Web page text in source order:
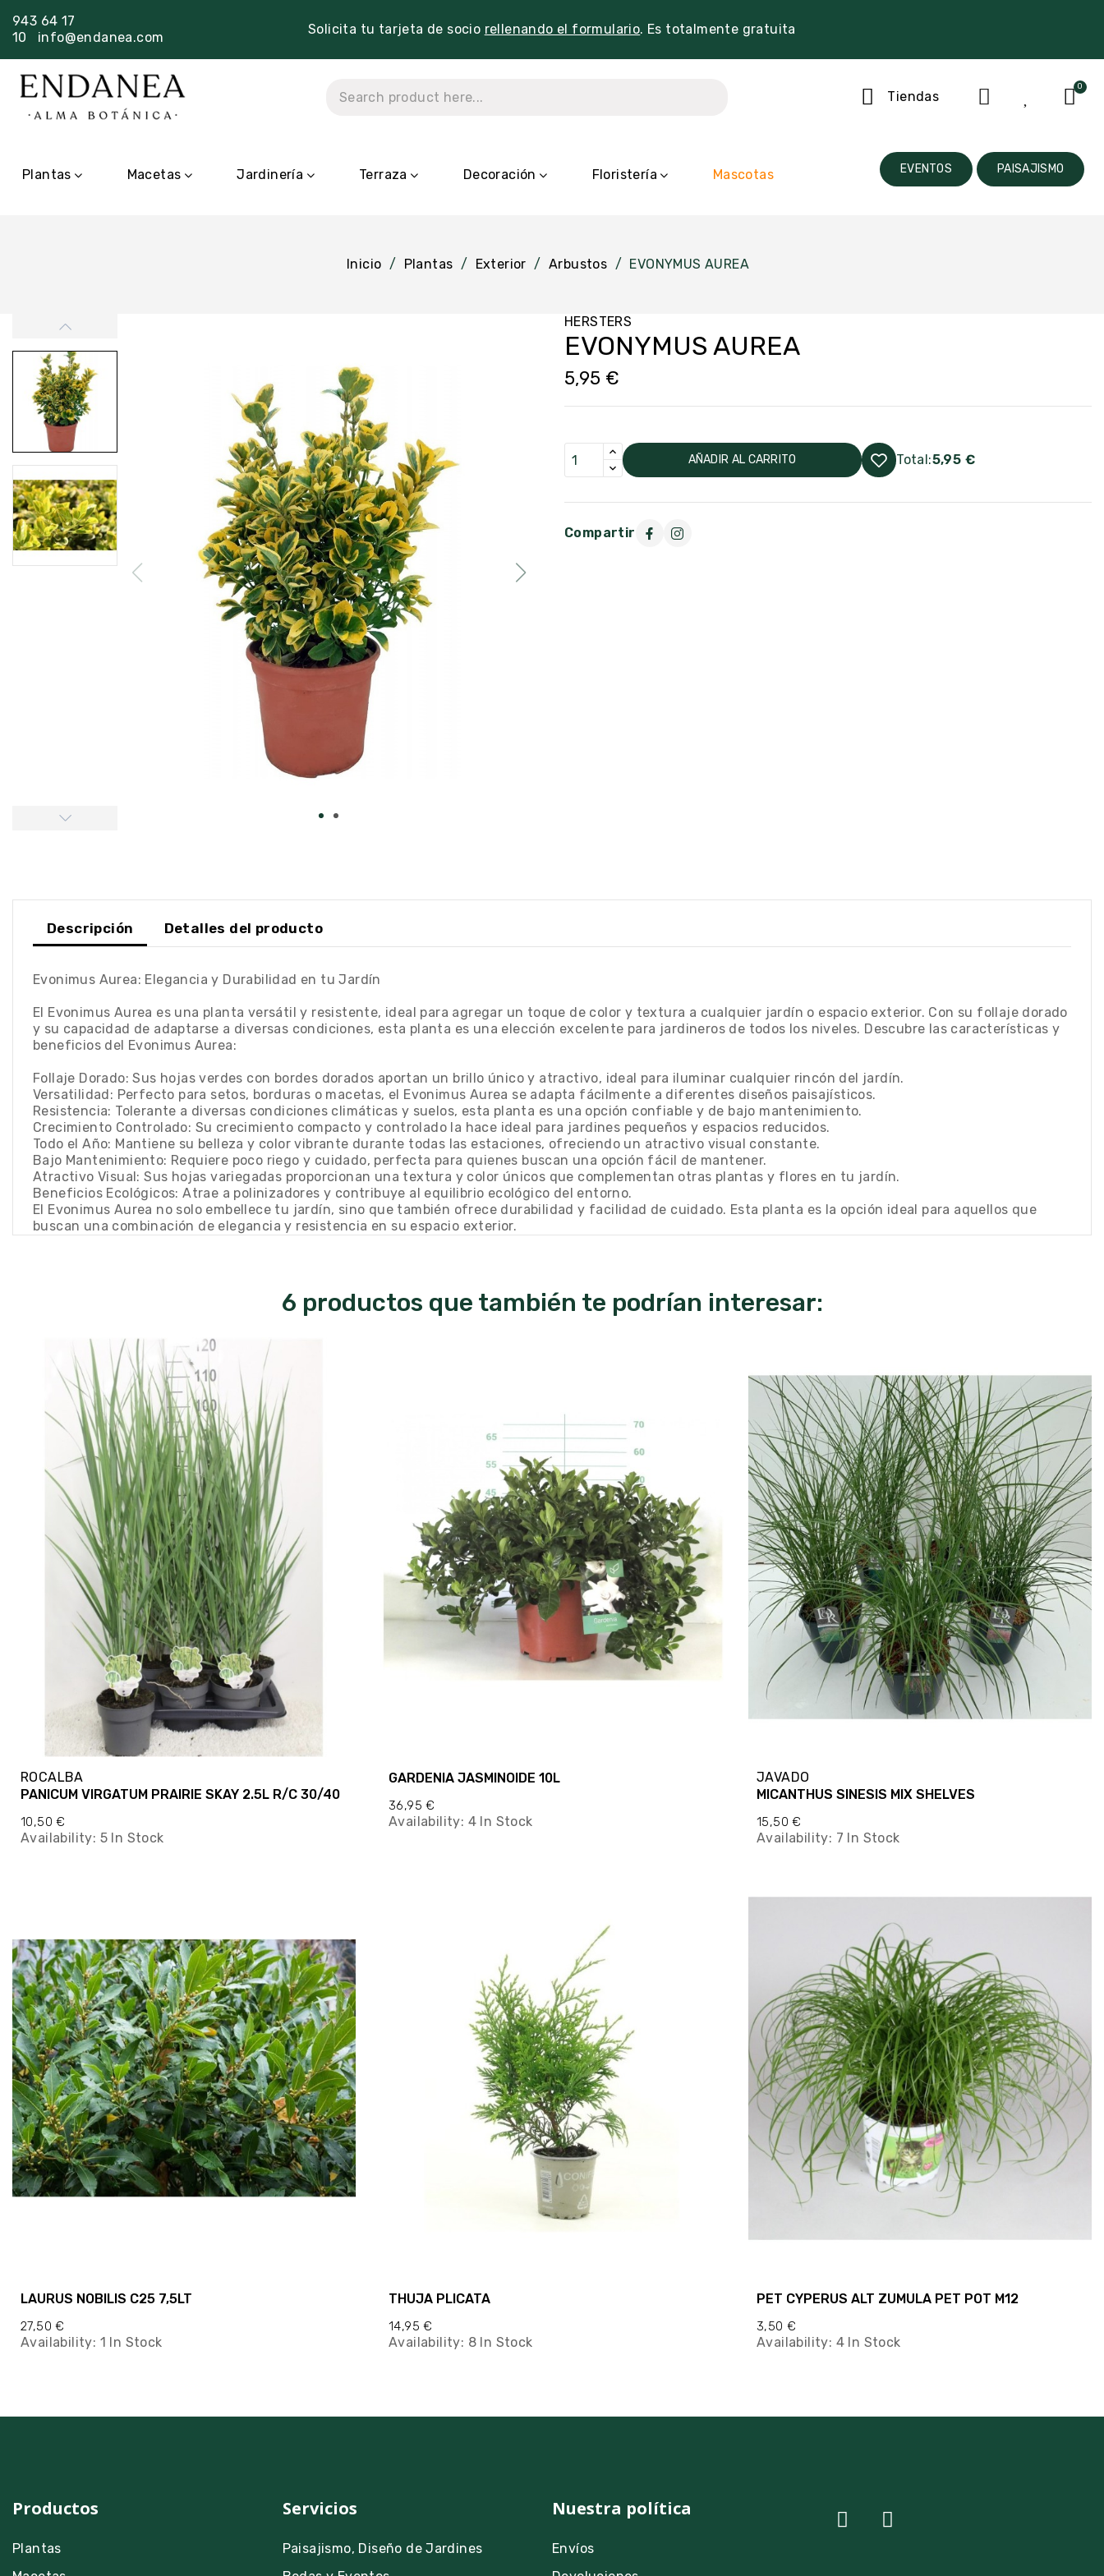
943 64 17
10
info@endanea.com
Solicita tu tarjeta de socio rellenando el formulario. Es totalmente gratuita
Tiendas
Plantas Macetas Jardinería Terraza Decoración Floristería Mascotas EVENTOS PAISAJISMO
Inicio Plantas Exterior Arbustos EVONYMUS AUREA
HERSTERS
EVONYMUS AUREA
5,95 €
AÑADIR AL CARRITO Total:5,95 €
Compartir
Descripción Detalles del producto
Evonimus Aurea: Elegancia y Durabilidad en tu Jardín
El Evonimus Aurea es una planta versátil y resistente, ideal para agregar un toque de color y textura a cualquier jardín o espacio exterior. Con su follaje dorado
y su capacidad de adaptarse a diversas condiciones, esta planta es una elección excelente para jardineros de todos los niveles. Descubre las características y
beneficios del Evonimus Aurea:
Follaje Dorado: Sus hojas verdes con bordes dorados aportan un brillo único y atractivo, ideal para iluminar cualquier rincón del jardín.
Versatilidad: Perfecto para setos, borduras o macetas, el Evonimus Aurea se adapta fácilmente a diferentes diseños paisajísticos.
Resistencia: Tolerante a diversas condiciones climáticas y suelos, esta planta es una opción confiable y de bajo mantenimiento.
Crecimiento Controlado: Su crecimiento compacto y controlado la hace ideal para jardines pequeños y espacios reducidos.
Todo el Año: Mantiene su belleza y color vibrante durante todas las estaciones, ofreciendo un atractivo visual constante.
Bajo Mantenimiento: Requiere poco riego y cuidado, perfecta para quienes buscan una opción fácil de mantener.
Atractivo Visual: Sus hojas variegadas proporcionan una textura y color únicos que complementan otras plantas y flores en tu jardín.
Beneficios Ecológicos: Atrae a polinizadores y contribuye al equilibrio ecológico del entorno.
El Evonimus Aurea no solo embellece tu jardín, sino que también ofrece durabilidad y facilidad de cuidado. Esta planta es la opción ideal para aquellos que
buscan una combinación de elegancia y resistencia en su espacio exterior.
6 productos que también te podrían interesar:
ROCALBA
PANICUM VIRGATUM PRAIRIE SKAY 2.5L R/C 30/40
10,50 €
Availability: 5 In Stock
GARDENIA JASMINOIDE 10L
36,95 €
Availability: 4 In Stock
JAVADO
MICANTHUS SINESIS MIX SHELVES
15,50 €
Availability: 7 In Stock
LAURUS NOBILIS C25 7,5LT
27,50 €
Availability: 1 In Stock
THUJA PLICATA
14,95 €
Availability: 8 In Stock
PET CYPERUS ALT ZUMULA PET POT M12
3,50 €
Availability: 4 In Stock
Productos
Plantas
Servicios
Paisajismo, Diseño de Jardines
Nuestra política
Envíos